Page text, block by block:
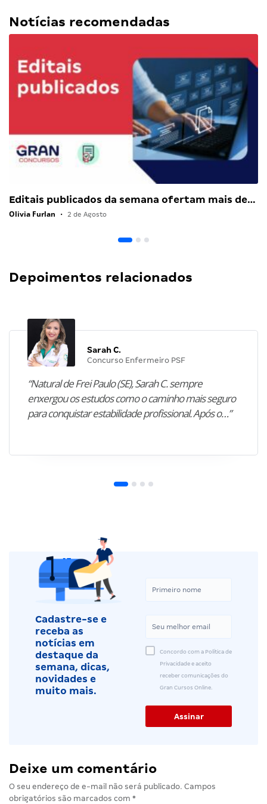
Notícias recomendadas
Editais publicados da semana ofertam mais de…
Olivia Furlan • 2 de Agosto
Depoimentos relacionados
Sarah C.
Concurso Enfermeiro PSF
“Natural de Frei Paulo (SE), Sarah C. sempre
enxergou os estudos como o caminho mais seguro
para conquistar estabilidade profissional. Após o…”
Cadastre-se e
receba as
notícias em
destaque da
semana, dicas,
novidades e
muito mais.
Concordo com a Política de
Privacidade e aceito
receber comunicações do
Gran Cursos Online.
Deixe um comentário
O seu endereço de e-mail não será publicado. Campos
obrigatórios são marcados com *